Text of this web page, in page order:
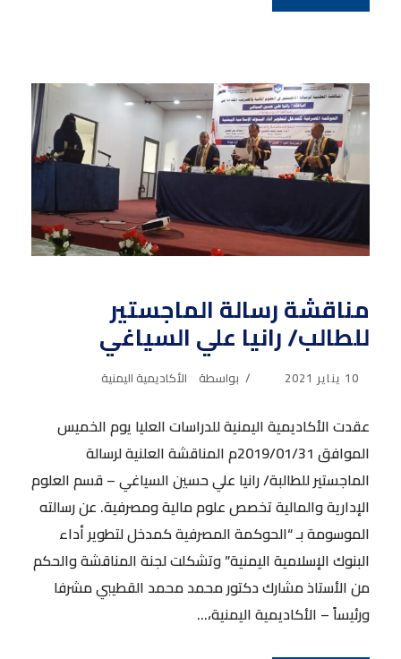
مناقشة رسالة الماجستير
للطالب/ رانيا علي السياغي
10 يناير 2021 بواسطة الأكاديمية اليمنية
عقدت الأكاديمية اليمنية للدراسات العليا يوم الخميس
الموافق 2019/01/31م المناقشة العلنية لرسالة
الماجستير للطالبة/ رانيا علي حسين السياغي – قسم العلوم
الإدارية والمالية تخصص علوم مالية ومصرفية. عن رسالته
الموسومة بـ “الحوكمة المصرفية كمدخل لتطوير أداء
البنوك الإسلامية اليمنية” وتشكلت لجنة المناقشة والحكم
من الأستاذ مشارك دكتور محمد محمد القطيبي مشرفا
ورئيساً – الأكاديمية اليمنية،...